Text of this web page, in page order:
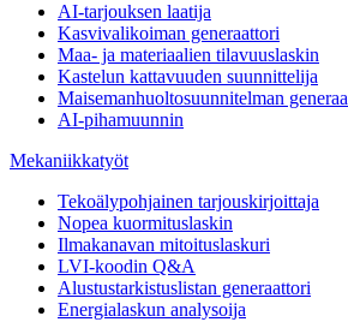
AI-tarjouksen laatija
Kasvivalikoiman generaattori
Maa- ja materiaalien tilavuuslaskin
Kastelun kattavuuden suunnittelija
Maisemanhuoltosuunnitelman
AI-pihamuunnin
Mekaniikkatyöt
Tekoälypohjainen tarjouskirjoittaja
Nopea kuormituslaskin
Ilmakanavan mitoituslaskuri
LVI-koodin Q&A
Alustustarkistuslistan generaattori
Energialaskun analysoija